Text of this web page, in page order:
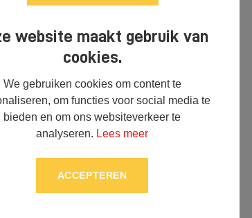
website maakt gebruik van
cookies.
We gebruiken cookies om content te
om functies voor social media te
bieden en om ons websiteverkeer te
analyseren. Lees meer
ACCEPTEREN